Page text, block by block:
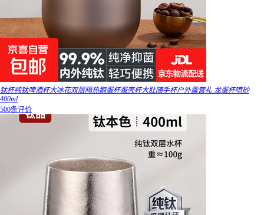
钛杯纯钛啤酒杯大冰花双层隔热鹅蛋杯蛋壳杯大肚随手杯户外露营礼 龙蛋杯喷砂
400ml
500条评价